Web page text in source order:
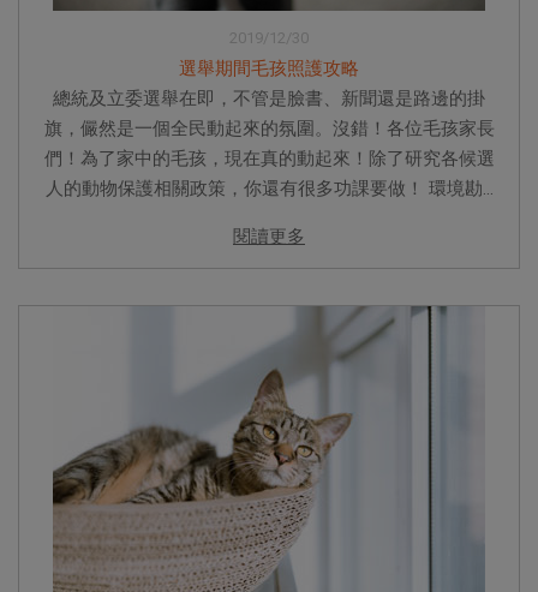
2019/12/30
選舉期間毛孩照護攻略
總統及立委選舉在即，不管是臉書、新聞還是路邊的掛
旗，儼然是一個全民動起來的氛圍。沒錯！各位毛孩家長
們！為了家中的毛孩，現在真的動起來！除了研究各候選
人的動物保護相關政策，你還有很多功課要做！ 環境勘...
閱讀更多